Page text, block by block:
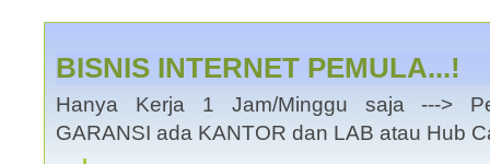
BISNIS INTERNET PEMULA...!
Hanya Kerja 1 Jam/Minggu saja --->
GARANSI ada KANTOR dan LAB atau Hub